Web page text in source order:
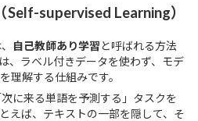
supervised Learning）
自己教師あり学習と呼ばれる方法
、ラベル付きデータを使わず、モデ
理解する仕組みです。
に来る単語を予測する」タスクを
えば、テキストの一部を隠して、そ